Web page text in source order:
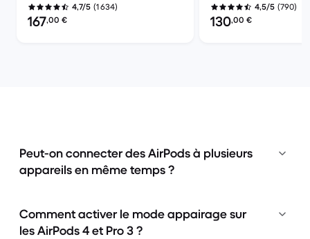
4,7/5 (1 634)
Prix reconditionné :
167,00 €
4,5/5 (790)
Prix reconditionné :
130,00 €
Peut-on connecter des AirPods à plusieurs
appareils en même temps ?
Comment activer le mode appairage sur
les AirPods 4 et Pro 3 ?